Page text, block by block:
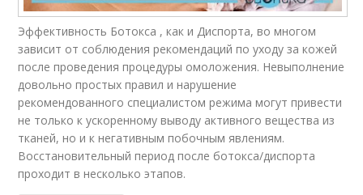
Эффективность Ботокса , как и Диспорта, во многом
зависит от соблюдения рекомендаций по уходу за кожей
после проведения процедуры омоложения. Невыполнение
довольно простых правил и нарушение
рекомендованного специалистом режима могут привести
не только к ускоренному выводу активного вещества из
тканей, но и к негативным побочным явлениям.
Восстановительный период после ботокса/диспорта
проходит в несколько этапов.